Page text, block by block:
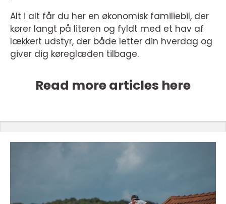
Alt i alt får du her en økonomisk familiebil, der
kører langt på literen og fyldt med et hav af
lækkert udstyr, der både letter din hverdag og
giver dig køreglæden tilbage.
Read more articles here